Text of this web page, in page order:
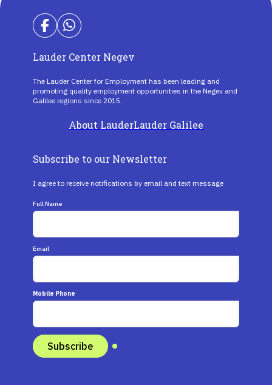
Lauder Center Negev
The Lauder Center for Employment has been leading and
promoting quality employment opportunities in the Negev and
Galilee regions since 2015.
About LauderLauder Galilee
Subscribe to our Newsletter
I agree to receive notifications by email and text message
Full Name
Email
Mobile Phone